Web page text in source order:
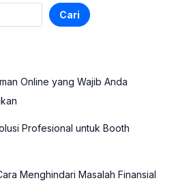
Cari
Online yang Wajib Anda
Profesional untuk Booth
Menghindari Masalah Finansial